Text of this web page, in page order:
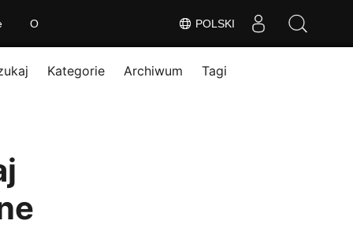
POLSKI
O
Kategorie Archiwum Tagi